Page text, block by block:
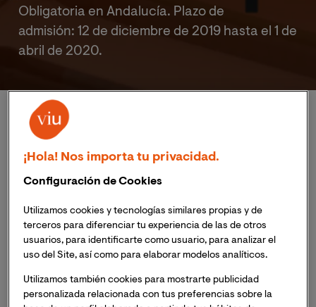
Obligatoria en Andalucía. Plazo de
admisión: 12 de diciembre de 2019 hasta el 1 de
abril de 2020.
Inicio
¿Qué vamos a ver en este evento?
Publicado:02/02/2022 |Actualizado: 06/11/2023
Organizado y convocado por laUniversidad
Internacional de Valencia(VIU) y laFundación José
¡Hola! Nos importa tu privacidad.
Configuración de Cookies
Utilizamos cookies y tecnologías similares propias y de
terceros para diferenciar tu experiencia de las de otros
usuarios, para identificarte como usuario, para analizar el
uso del Site, así como para elaborar modelos analíticos.
Utilizamos también cookies para mostrarte publicidad
personalizada relacionada con tus preferencias sobre la